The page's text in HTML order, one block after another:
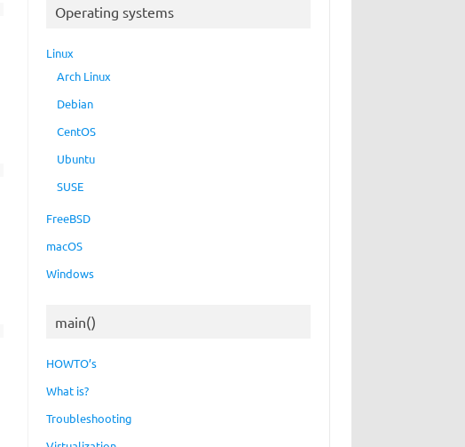
Operating systems
Linux
Arch Linux
Debian
CentOS
Ubuntu
SUSE
FreeBSD
macOS
Windows
main()
HOWTO’s
What is?
Troubleshooting